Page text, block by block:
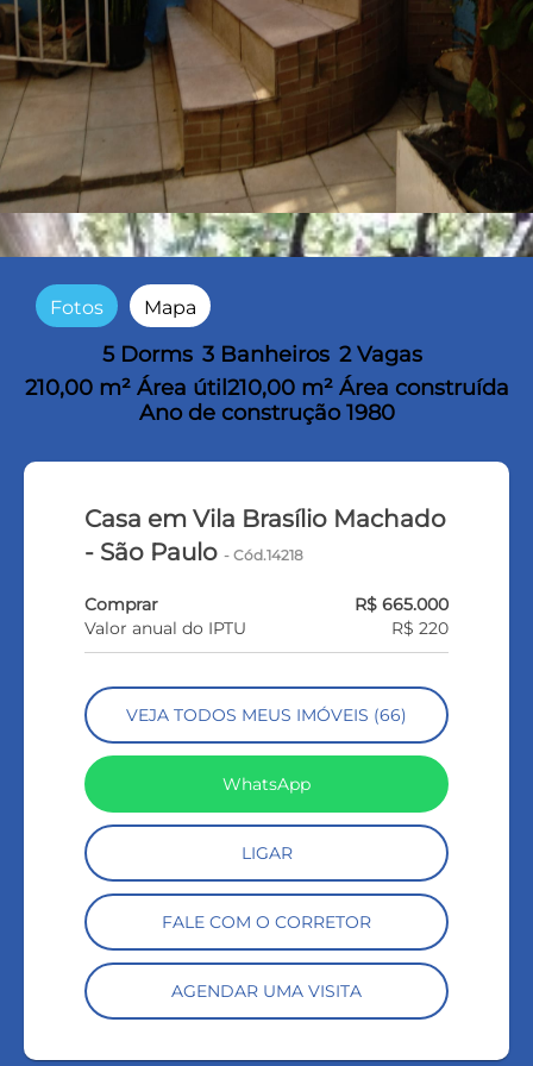
Fotos Mapa
5 Dorms 3 Banheiros 2 Vagas
210,00 m² Área útil 210,00 m² Área construída
Ano de construção 1980
Casa em Vila Brasílio Machado
- São Paulo - Cód.14218
Comprar
R$ 665.000
Valor anual do IPTU
R$ 220
VEJA TODOS MEUS IMÓVEIS (66)
WhatsApp
LIGAR
FALE COM O CORRETOR
AGENDAR UMA VISITA